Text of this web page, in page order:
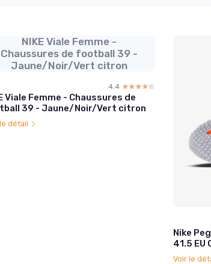
NIKE Viale Femme -
Chaussures de football 39 -
Jaune/Noir/Vert citron
4.4 ☆☆☆☆☆
★★★★★
Viale Femme - Chaussures de
39 - Jaune/Noir/Vert citron
détail
Nike
41.5 EU
Voir le